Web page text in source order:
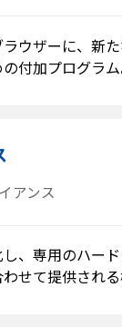
ウザーに、新
付加プログラム
アンス
、専用のハー
せて提供される